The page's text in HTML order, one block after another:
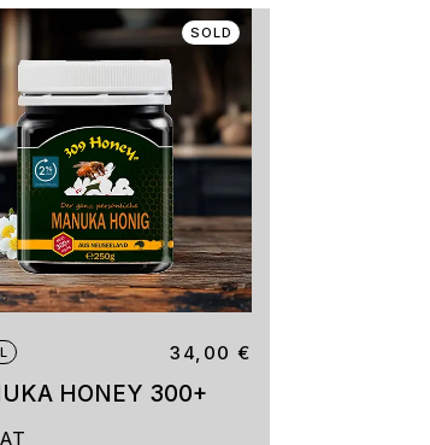
SOLD
HONEY 300+
34,00€